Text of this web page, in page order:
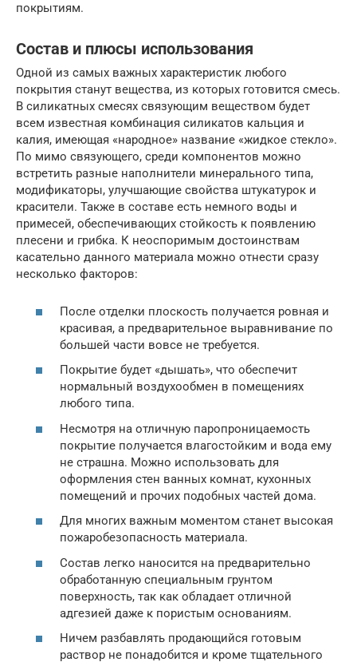
покрытиям.
Состав и плюсы использования
Одной из самых важных характеристик любого
покрытия станут вещества, из которых готовится смесь.
В силикатных смесях связующим веществом будет
всем известная комбинация силикатов кальция и
калия, имеющая «народное» название «жидкое стекло».
По мимо связующего, среди компонентов можно
встретить разные наполнители минерального типа,
модификаторы, улучшающие свойства штукатурок и
красители. Также в составе есть немного воды и
примесей, обеспечивающих стойкость к появлению
плесени и грибка. К неоспоримым достоинствам
касательно данного материала можно отнести сразу
несколько факторов:
После отделки плоскость получается ровная и
красивая, а предварительное выравнивание по
большей части вовсе не требуется.
Покрытие будет «дышать», что обеспечит
нормальный воздухообмен в помещениях
любого типа.
Несмотря на отличную паропроницаемость
покрытие получается влагостойким и вода ему
не страшна. Можно использовать для
оформления стен ванных комнат, кухонных
помещений и прочих подобных частей дома.
Для многих важным моментом станет высокая
пожаробезопасность материала.
Состав легко наносится на предварительно
обработанную специальным грунтом
поверхность, так как обладает отличной
адгезией даже к пористым основаниям.
Ничем разбавлять продающийся готовым
раствор не понадобится и кроме тщательного